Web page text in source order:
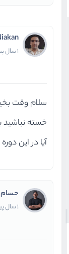
1 سال پیش
سلام وقت
خسته نباشید
آیا در این دوره CI/CD هم میگید؟
1 سال پیش